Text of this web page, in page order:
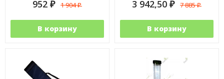
952 ₽ 1 904₽
В корзину
3 942,50 ₽ 7 885₽
В корзину